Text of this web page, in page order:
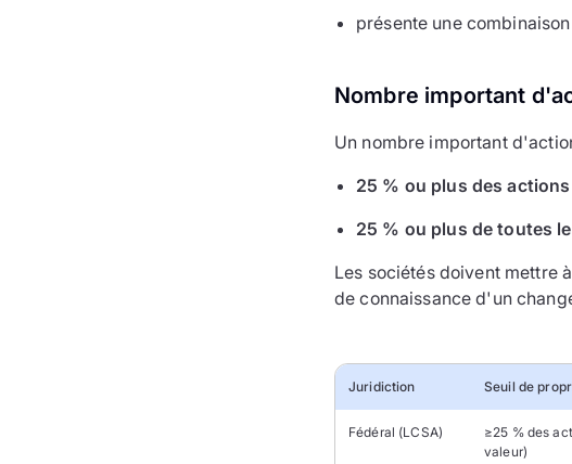
présente une
Nombre important
Un nombre important
25 % ou plus des
25 % ou plus de toutes
Les sociétés doivent mettre
de connaissance d'un
Juridiction Seuil de
Fédéral (LCSA)
≥25 % des
valeur)